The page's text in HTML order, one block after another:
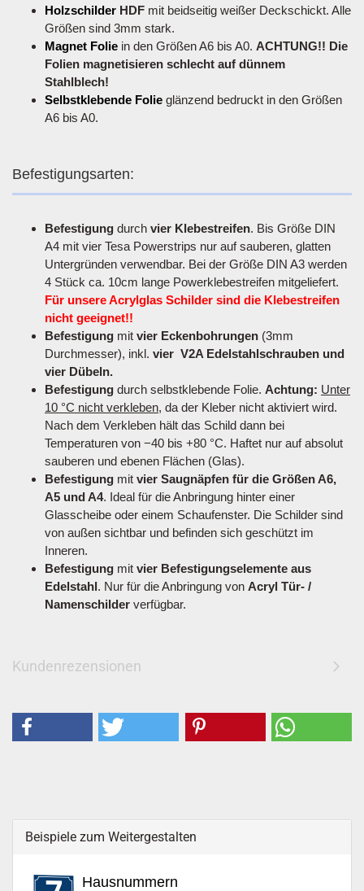
Holzschilder HDF mit beidseitig weißer Deckschickt. Alle
Größen sind 3mm stark.
Magnet Folie in den Größen A6 bis A0. ACHTUNG!! Die
Folien magnetisieren schlecht auf dünnem
Stahlblech!
Selbstklebende Folie glänzend bedruckt in den Größen
A6 bis A0.
Befestigungsarten:
Befestigung durch vier Klebestreifen. Bis Größe DIN
A4 mit vier Tesa Powerstrips nur auf sauberen, glatten
Untergründen verwendbar. Bei der Größe DIN A3 werden
4 Stück ca. 10cm lange Powerklebestreifen mitgeliefert.
Für unsere Acrylglas Schilder sind die Klebestreifen
nicht geeignet!!
Befestigung mit vier Eckenbohrungen (3mm
Durchmesser), inkl. vier V2A Edelstahlschrauben und
vier Dübeln.
Befestigung durch selbstklebende Folie. Achtung: Unter
10 °C nicht verkleben, da der Kleber nicht aktiviert wird.
Nach dem Verkleben hält das Schild dann bei
Temperaturen von −40 bis +80 °C. Haftet nur auf absolut
sauberen und ebenen Flächen (Glas).
Befestigung mit vier Saugnäpfen für die Größen A6,
A5 und A4. Ideal für die Anbringung hinter einer
Glasscheibe oder einem Schaufenster. Die Schilder sind
von außen sichtbar und befinden sich geschützt im
Inneren.
Befestigung mit vier Befestigungselemente aus
Edelstahl. Nur für die Anbringung von Acryl Tür- /
Namenschilder verfügbar.
Kundenrezensionen
Beispiele zum Weitergestalten
Hausnummern